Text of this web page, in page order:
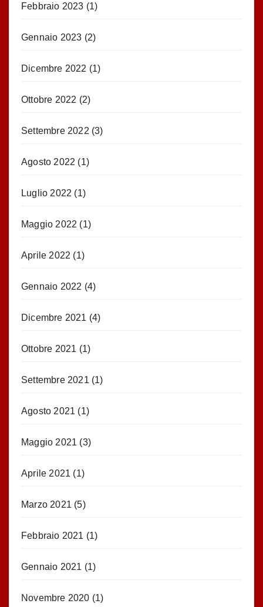
Febbraio 2023 (1)
Gennaio 2023 (2)
Dicembre 2022 (1)
Ottobre 2022 (2)
Settembre 2022 (3)
Agosto 2022 (1)
Luglio 2022 (1)
Maggio 2022 (1)
Aprile 2022 (1)
Gennaio 2022 (4)
Dicembre 2021 (4)
Ottobre 2021 (1)
Settembre 2021 (1)
Agosto 2021 (1)
Maggio 2021 (3)
Aprile 2021 (1)
Marzo 2021 (5)
Febbraio 2021 (1)
Gennaio 2021 (1)
Novembre 2020 (1)